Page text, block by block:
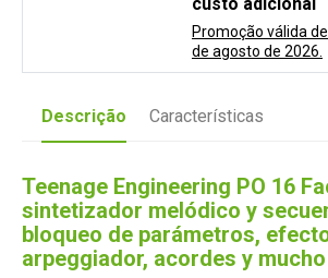
Promoção válida
de agosto de 2026.
Descrição Características
Teenage Engineering PO 16
sintetizador melódico y
bloqueo de parámetros,
arpeggiador, acordes y